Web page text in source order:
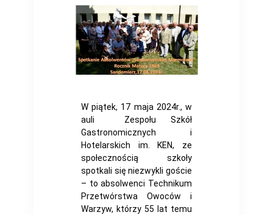
W piątek, 17 maja 2024r., w
auli Zespołu Szkół
Gastronomicznych i
Hotelarskich im. KEN, ze
społecznością szkoły
spotkali się niezwykli goście
– to absolwenci Technikum
Przetwórstwa Owoców i
Warzyw, którzy 55 lat temu